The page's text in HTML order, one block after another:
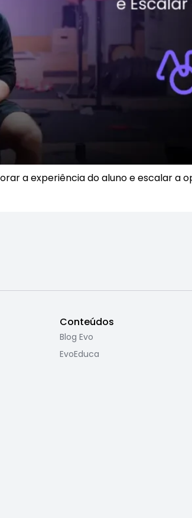
a experiência do aluno e escalar a
Conteúdos
Blog Evo
EvoEduca